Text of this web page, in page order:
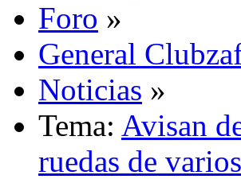
Foro »
General
Noticias »
Tema: Avisan
ruedas de